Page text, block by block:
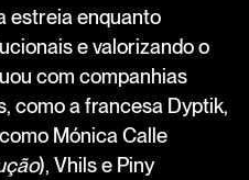
estreia enquanto
e valorizando o
com companhias
como a francesa Dyptik,
Mónica Calle
), Vhils e Piny